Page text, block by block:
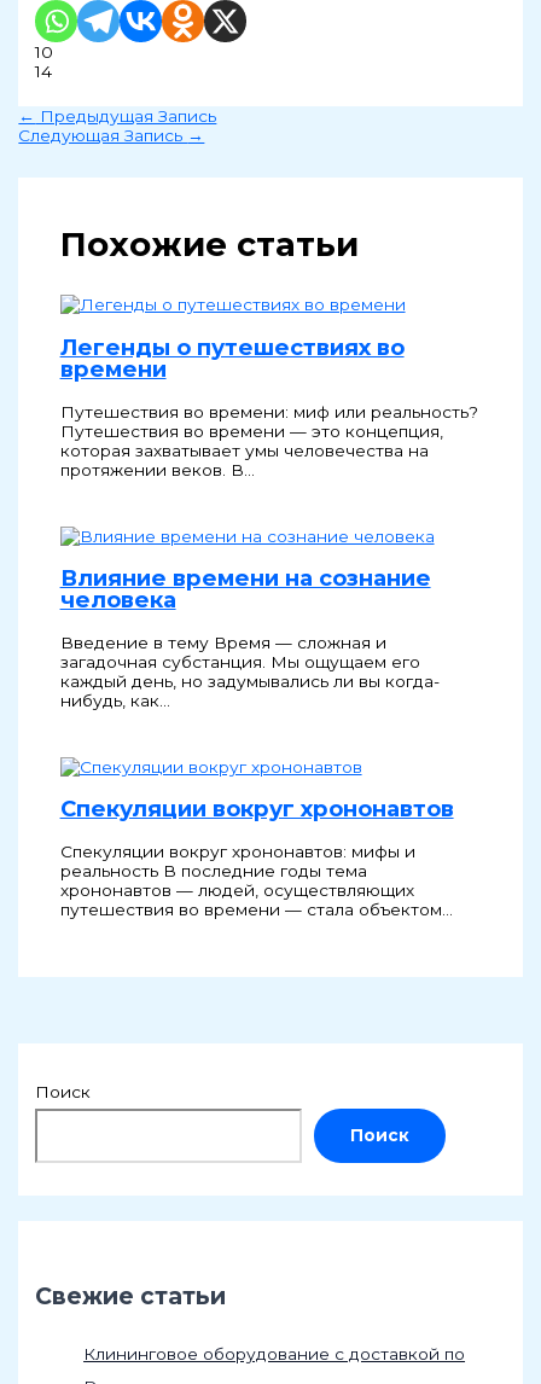
10
14
← Предыдущая Запись
Следующая Запись →
Похожие статьи
Легенды о путешествиях во
времени
Путешествия во времени: миф или реальность?
Путешествия во времени — это концепция,
которая захватывает умы человечества на
протяжении веков. В…
Влияние времени на сознание
человека
Введение в тему Время — сложная и
загадочная субстанция. Мы ощущаем его
каждый день, но задумывались ли вы когда-
нибудь, как…
Спекуляции вокруг хрононавтов
Спекуляции вокруг хрононавтов: мифы и
реальность В последние годы тема
хрононавтов — людей, осуществляющих
путешествия во времени — стала объектом…
Поиск
Поиск
Свежие статьи
Клининговое оборудование с доставкой по